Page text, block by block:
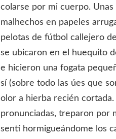
colarse por mi cuerpo.
malhechos en papeles
pelotas de fútbol callejero
se ubicaron en el huequito
e hicieron una fogata
sí (sobre todo las úes que
olor a hierba recién
pronunciadas, treparon por
sentí hormigueándome los